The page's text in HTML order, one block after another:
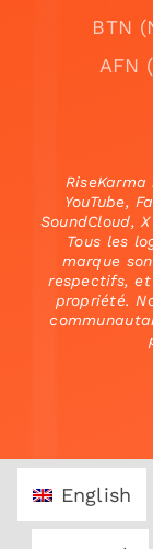
BTN
YouTube,
SoundCloud,
Tous les
marque
respectifs, et
propriété.
English